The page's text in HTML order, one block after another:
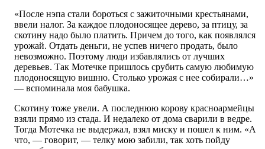
«После нэпа стали бороться с зажиточными крестьянами,
ввели налог. За каждое плодоносящее дерево, за птицу, за
скотину надо было платить. Причем до того, как появлялся
урожай. Отдать деньги, не успев ничего продать, было
невозможно. Поэтому люди избавлялись от лучших
деревьев. Так Мотечке пришлось срубить самую любимую
плодоносящую вишню. Столько урожая с нее собирали…»
— вспоминала моя бабушка.
Скотину тоже увели. А последнюю корову красноармейцы
взяли прямо из стада. И недалеко от дома сварили в ведре.
Тогда Мотечка не выдержал, взял миску и пошел к ним. «А
что, — говорит, — телку мою забили, так хоть пойду